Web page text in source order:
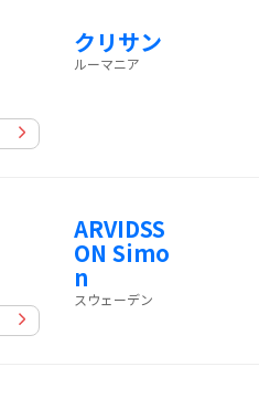
クリサン
ルーマニア
ARVIDSS
ON Simo
n
スウェーデン